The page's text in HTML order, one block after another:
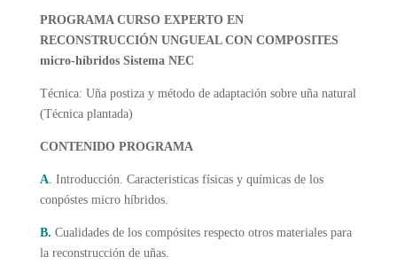
PROGRAMA CURSO EXPERTO EN
RECONSTRUCCIÓN UNGUEAL CON COMPOSITES
micro-híbridos Sistema NEC
Técnica: Uña postiza y método de adaptación sobre uña natural
(Técnica plantada)
CONTENIDO PROGRAMA
A. Introducción. Caracteristicas físicas y químicas de los
conpóstes micro híbridos.
B. Cualidades de los compósites respecto otros materiales para
la reconstrucción de uñas.